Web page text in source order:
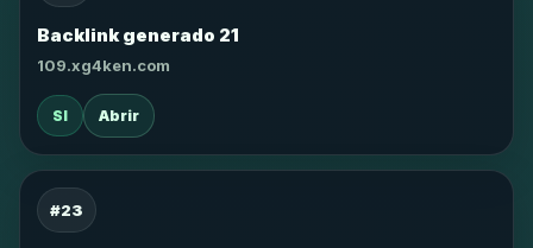
Backlink generado 21
109.xg4ken.com
SI Abrir
#23